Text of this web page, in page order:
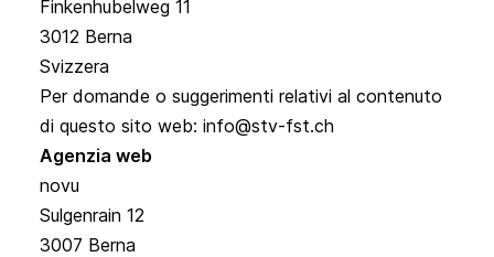
Finkenhubelweg 11
3012 Berna
Svizzera
Per domande o suggerimenti relativi al contenuto
di questo sito web: info@stv-fst.ch
Agenzia web
novu
Sulgenrain 12
3007 Berna